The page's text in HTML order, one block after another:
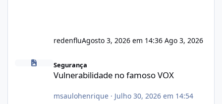
redenfluAgosto 3, 2026 em 14:36 Ago 3, 2026
Segurança
Vulnerabilidade no famoso VOX
msaulohenrique· Julho 30, 2026 em 14:54